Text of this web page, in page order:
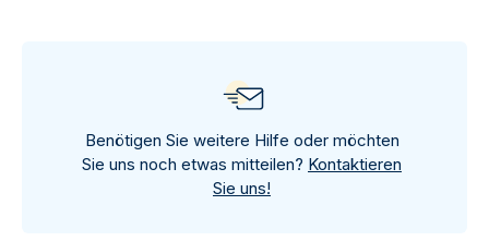
Benötigen Sie weitere Hilfe oder möchten
Sie uns noch etwas mitteilen? Kontaktieren
Sie uns!